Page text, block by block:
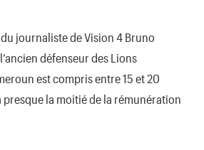
journaliste de Vision 4 Bruno
défenseur des Lions
est compris entre 15 et 20
la moitié de la rémunération